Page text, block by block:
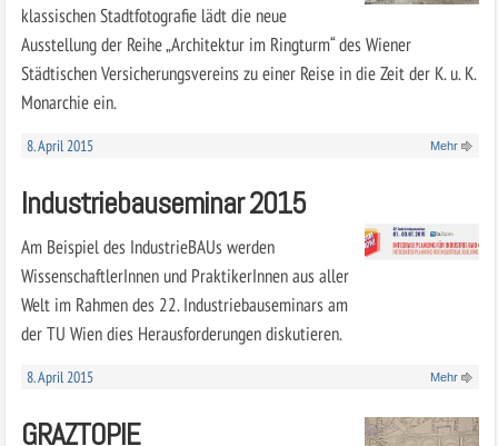
klassischen Stadtfotografie lädt die neue
Ausstellung der Reihe „Architektur im Ringturm“ des Wiener
Städtischen Versicherungsvereins zu einer Reise in die Zeit der K. u. K.
Monarchie ein.
8. April 2015 Mehr
Industriebauseminar 2015
Am Beispiel des IndustrieBAUs werden
WissenschaftlerInnen und PraktikerInnen aus aller
Welt im Rahmen des 22. Industriebauseminars am
der TU Wien dies Herausforderungen diskutieren.
8. April 2015 Mehr
GRAZTOPIE